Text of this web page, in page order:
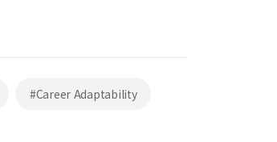
#Career Adaptability